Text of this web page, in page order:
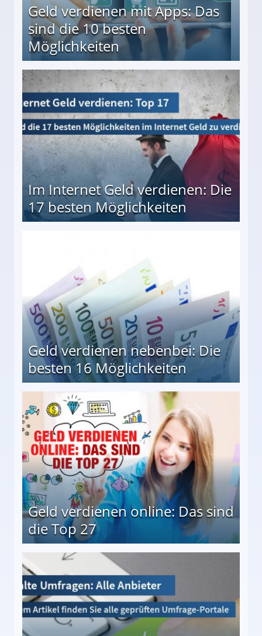
Geld verdienen mit Apps: Das
sind die 10 besten
Möglichkeiten
besten Möglichkeiten
Im Internet Geld verdienen: Die
17 besten Möglichkeiten
Geld verdienen nebenbei: Die
besten 16 Möglichkeiten
Geld verdienen online: Das sind
die Top 27